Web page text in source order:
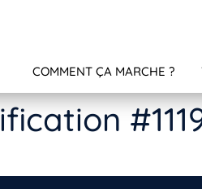
COMMENT ÇA MARCHE ?